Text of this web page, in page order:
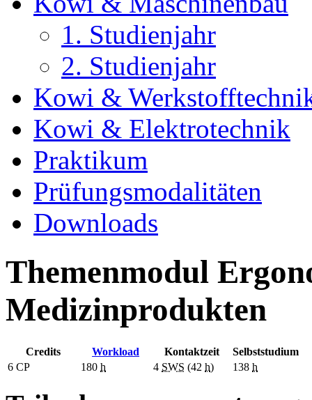
1. Studienjahr
2. Studienjahr
Kowi &
Kowi & Elektrotechnik
Praktikum
Prüfungsmodalitäten
Downloads
Themenmodul
Medizinprodukten
Credits Workload Kontaktzeit
Selbststudium
6 CP 180 h 4 SWS (42 h) 138 h